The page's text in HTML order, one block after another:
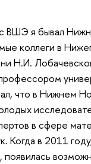
ВШЭ я бывал
коллеги в
Н.И.
что в Нижнем
в сфере
Когда в 2011
появилась